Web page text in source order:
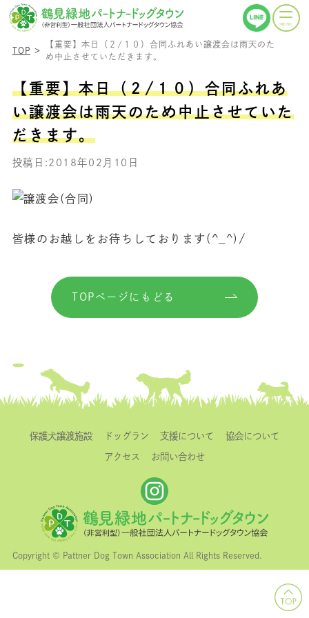
TOP
【重要】本日（２/１０）合同ふれあい譲渡会は雨天のた
め中止させていただきます。
【重要】本日（２/１０）合同ふれあ
い譲渡会は雨天のため中止させていた
だきます。
投稿日:2018年02月10日
皆様のお越しをお待ちしております(^_^)/
TOPページにもどる
保護犬譲渡施設 ドッグラン 支援について 協会について
アクセス お問い合わせ
Copyright © Pattner Dog Town Association All Rights Reserved.